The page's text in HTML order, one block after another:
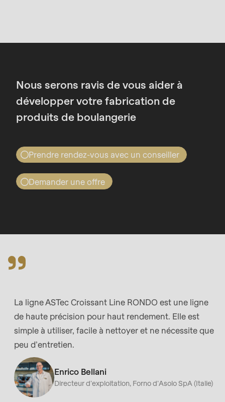
of
Deprecated
mb_substr():
Passing
null
to
($string)
type
deprecated
in
Drupal\rondo_contact\ContactService-
>Drupal\rondo_contact\
{closure}
()
(line
Nous serons ravis de vous aider à
développer votre fabrication de
produits de boulangerie
Prendre rendez-vous avec un conseiller
Profitez aussi de notre Dough-how
RONDO
Venir voir RONDO
Entreprise
Nom
-
Prénom
Votre entreprise
Prénom
E-Mail
Demander une offre
/
Mail*
Prénom
Nom de famille
E-Mail
Abonnez-vous à notre newsletter pour ne
La ligne ASTec Croissant Line RONDO est une ligne
de haute précision pour haut rendement. Elle est
simple à utiliser, facile à nettoyer et ne nécessite que
peu d’entretien.
Enrico Bellani
Directeur d’exploitation, Forno d’Asolo SpA (Italie)